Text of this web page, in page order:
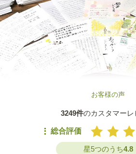
お客様の声
3249件のカスタマーレ
総合評価
星5つのうち4.8